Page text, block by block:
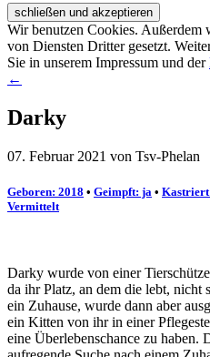
Wir benutzen Cookies. Außerdem
von Diensten Dritter gesetzt.
Sie in unserem Impressum und der
←
Darky
07. Februar 2021 von Tsv-Phelan
Geboren: 2018 • Geimpft: ja •
Vermittelt
Darky wurde von einer
da ihr Platz, an dem die lebt, nicht
ein Zuhause, wurde dann aber
ein Kitten von ihr in einer
eine Überlebenschance zu haben.